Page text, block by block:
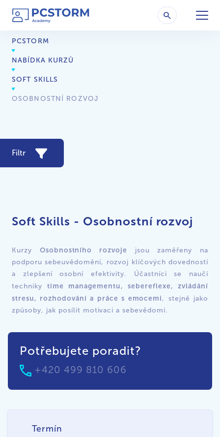
PCSTORM
NABÍDKA KURZŮ
SOFT SKILLS
OSOBNOSTNÍ ROZVOJ
Filtr
Soft Skills - Osobnostní rozvoj
Kurzy Osobnostního rozvoje jsou zaměřeny na
podporu sebeuvědomění, rozvoj klíčových dovedností
a zlepšení osobní efektivity. Účastníci se naučí
technikytime managementu, sebereflexe, zvládání
stresu, rozhodování a práce s emocemi , stejně jako
způsoby, jak posílit motivaci a sebevědomí.
Potřebujete poradit?
+420 499 810 606
Termín